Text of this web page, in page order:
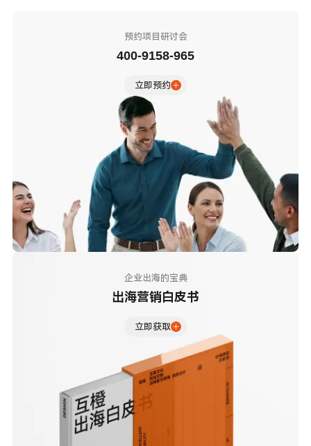
预约项目研讨会
400-9158-965
立即预约
企业出海的宝典
出海营销白皮书
立即获取